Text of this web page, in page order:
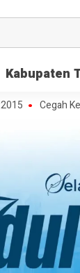
Kabupaten
Cegah